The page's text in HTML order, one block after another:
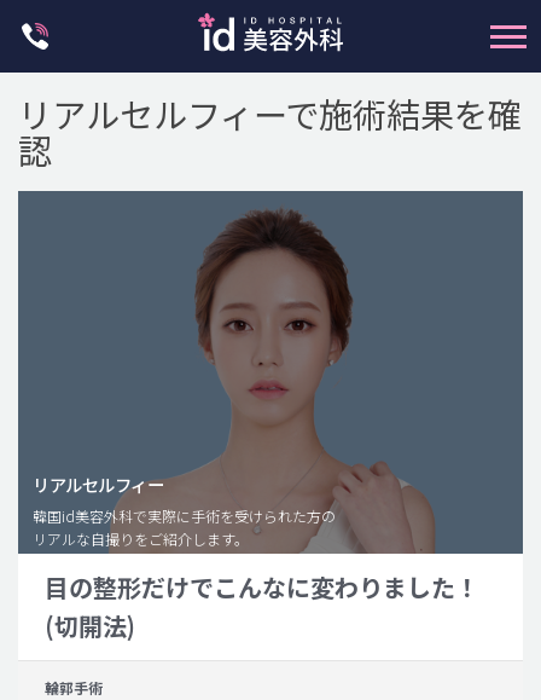
豊胸手術・バストアップ
プチ整形
脂肪吸引 (大容量)
メンズ整形
idリアルストーリー
リアルセルフィーで施術結果を確
認
リアルセルフィー
韓国id美容外科で実際に手術を受けられた方の
リアルな自撮りをご紹介します。
目の整形だけでこんなに変わりました！
(切開法)
輪郭手術